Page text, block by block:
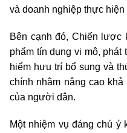
và doanh nghiệp thực hiện
Bên cạnh đó, Chiến lược
phẩm tín dụng vi mô,
hiểm hưu trí bổ sung và
chính nhằm nâng cao
của người dân.
Một nhiệm vụ đáng chú ý